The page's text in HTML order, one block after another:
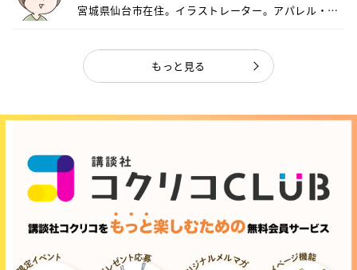
宮城県仙台市在住。イラストレーター。アパレル・キ
もっと見る